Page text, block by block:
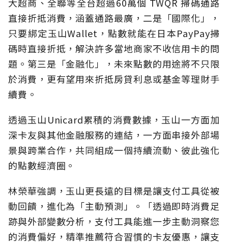
大超商、全聯等全台超過60萬個 TWQR 掃碼通路
直接折抵消費，涵蓋通路最廣，二是「國際化」，
只要綁定玉山Wallet，點數就能在日本PayPay掃
碼時直接折抵，解決許多當地商家不收信用卡的問
題。第三是「金融化」，未來點數的用途將不只限
於消費，更有望用來折抵房貸利息或基金等理財手
續費。
透過玉山Unicard累積的消費數據，玉山一方面加
深卡友與其他金融服務的連結，一方面串接外部場
景與跨業合作，共同組成一個持續流動、彼此強化
的點數經濟圈。
林榮華強調，玉山更長遠的目標是讓支付工具從被
動回饋，進化為「主動預測」。「透過即時消費足
跡與外部變數分析，支付工具能進一步主動洞察您
的消費偏好，精準推薦符合習慣的卡友優惠，讓支